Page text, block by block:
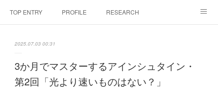
TOP ENTRY PROFILE RESEARCH
PHYSIS ENTERTAINMENT
2025.07.03 00:31
3か月でマスターするアインシュタイン・
第2回「光より速いものはない？」